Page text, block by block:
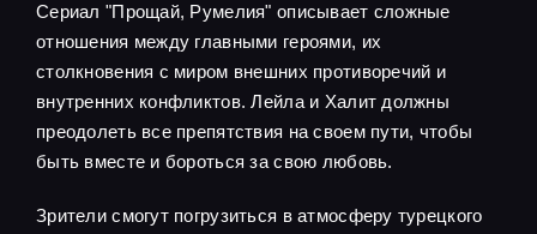
Сериал "Прощай, Румелия" описывает сложные
отношения между главными героями, их
столкновения с миром внешних противоречий и
внутренних конфликтов. Лейла и Халит должны
преодолеть все препятствия на своем пути, чтобы
быть вместе и бороться за свою любовь.
Зрители смогут погрузиться в атмосферу турецкого